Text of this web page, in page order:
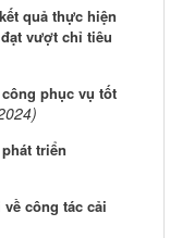
quả thực hiện
vượt chỉ tiêu
phục vụ tốt
triển
công tác cải